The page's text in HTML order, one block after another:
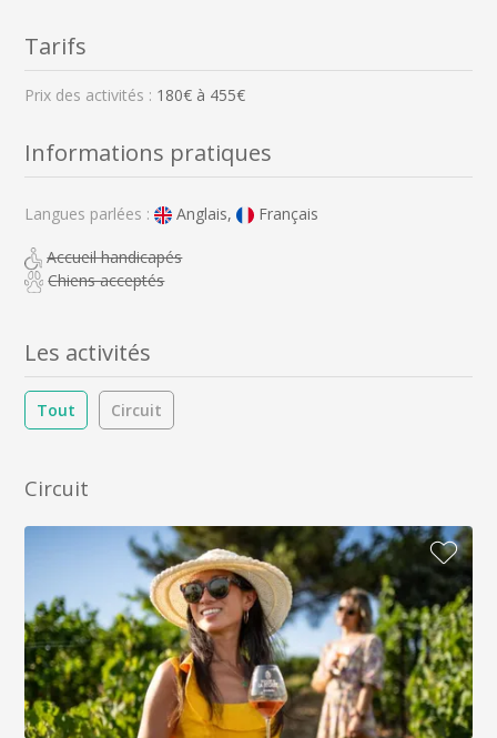
Tarifs
Prix des activités : 180€ à 455€
Informations pratiques
Langues parlées : Anglais, Français
Accueil handicapés
Chiens acceptés
Les activités
Tout Circuit
Circuit